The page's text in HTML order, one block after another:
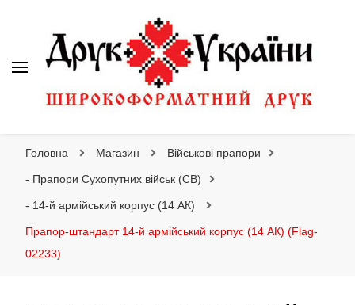
Головна Магазин Військові прапори
- Прапори Сухопутних військ (СВ)
- 14-й армійський корпус (14 АК)
Прапор-штандарт 14-й армійський корпус (14 АК) (Flag-
02233)